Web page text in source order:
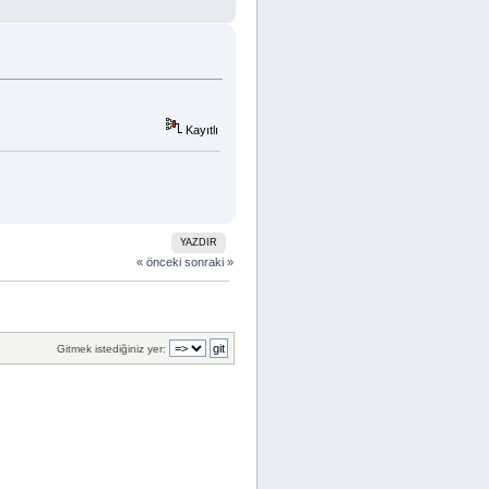
Kayıtlı
YAZDIR
« önceki sonraki »
Gitmek istediğiniz yer: